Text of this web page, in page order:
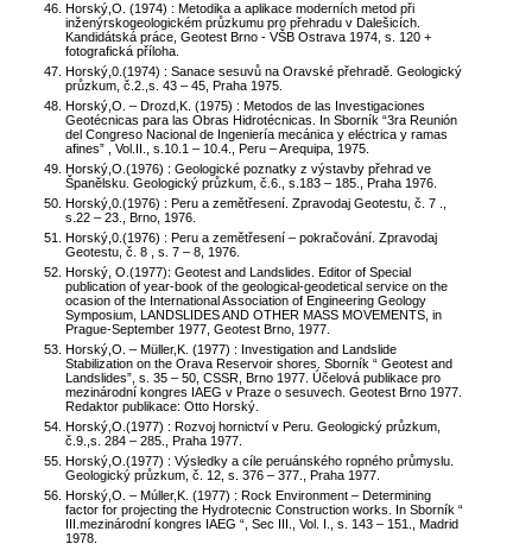
Horský,O. (1974) : Metodika a aplikace moderních metod při
inženýrskogeologickém průzkumu pro přehradu v Dalešicích.
Kandidátská práce, Geotest Brno - VŠB Ostrava 1974, s. 120 +
fotografická příloha.
Horský,0.(1974) : Sanace sesuvů na Oravské přehradě. Geologický
průzkum, č.2.,s. 43 – 45, Praha 1975.
Horský,O. – Drozd,K. (1975) : Metodos de las Investigaciones
Geotécnicas para las Obras Hidrotécnicas. In Sborník “3ra Reunión
del Congreso Nacional de Ingeniería mecánica y eléctrica y ramas
afines” , Vol.II., s.10.1 – 10.4., Peru – Arequipa, 1975.
Horský,O.(1976) : Geologické poznatky z výstavby přehrad ve
Španělsku. Geologický průzkum, č.6., s.183 – 185., Praha 1976.
Horský,0.(1976) : Peru a zemětřesení. Zpravodaj Geotestu, č. 7 .,
s.22 – 23., Brno, 1976.
Horský,0.(1976) : Peru a zemětřesení – pokračování. Zpravodaj
Geotestu, č. 8 , s. 7 – 8, 1976.
Horský, O.(1977): Geotest and Landslides. Editor of Special
publication of year-book of the geological-geodetical service on the
ocasion of the International Association of Engineering Geology
Symposium, LANDSLIDES AND OTHER MASS MOVEMENTS, in
Prague-September 1977, Geotest Brno, 1977.
Horský,O. – Müller,K. (1977) : Investigation and Landslide
Stabilization on the Orava Reservoir shores. Sborník “ Geotest and
Landslides”, s. 35 – 50, CSSR, Brno 1977. Účelová publikace pro
mezinárodní kongres IAEG v Praze o sesuvech. Geotest Brno 1977.
Redaktor publikace: Otto Horský.
Horský,O.(1977) : Rozvoj hornictví v Peru. Geologický průzkum,
č.9.,s. 284 – 285., Praha 1977.
Horský,O.(1977) : Výsledky a cíle peruánského ropného průmyslu.
Geologický průzkum, č. 12, s. 376 – 377., Praha 1977.
Horský,O. – Múller,K. (1977) : Rock Environment – Determining
factor for projecting the Hydrotecnic Construction works. In Sborník “
III.mezinárodní kongres IAEG “, Sec III., Vol. I., s. 143 – 151., Madrid
1978.